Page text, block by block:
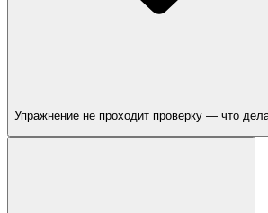
Упражнение не проходит проверку — что